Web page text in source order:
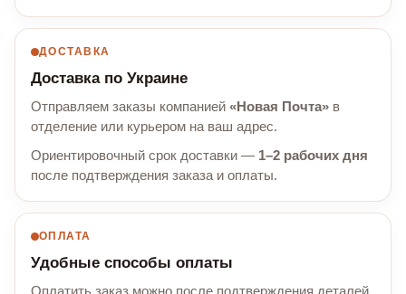
ДОСТАВКА
Доставка по Украине
Отправляем заказы компанией «Новая Почта» в
отделение или курьером на ваш адрес.
Ориентировочный срок доставки — 1–2 рабочих дня
после подтверждения заказа и оплаты.
ОПЛАТА
Удобные способы оплаты